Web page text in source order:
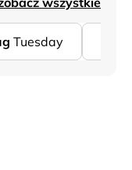
Tuesday